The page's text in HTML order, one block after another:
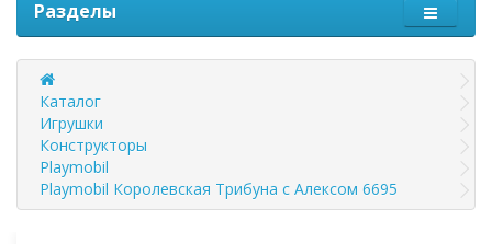
Разделы
Каталог
Игрушки
Конструкторы
Playmobil
Playmobil Королевская Трибуна с Алексом 6695